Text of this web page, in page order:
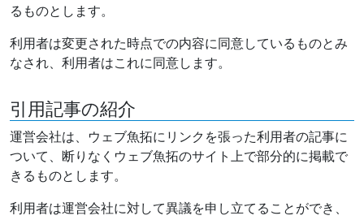
るものとします。
利用者は変更された時点での内容に同意しているものとみ
なされ、利用者はこれに同意します。
引用記事の紹介
運営会社は、ウェブ魚拓にリンクを張った利用者の記事に
ついて、断りなくウェブ魚拓のサイト上で部分的に掲載で
きるものとします。
利用者は運営会社に対して異議を申し立てることができ、